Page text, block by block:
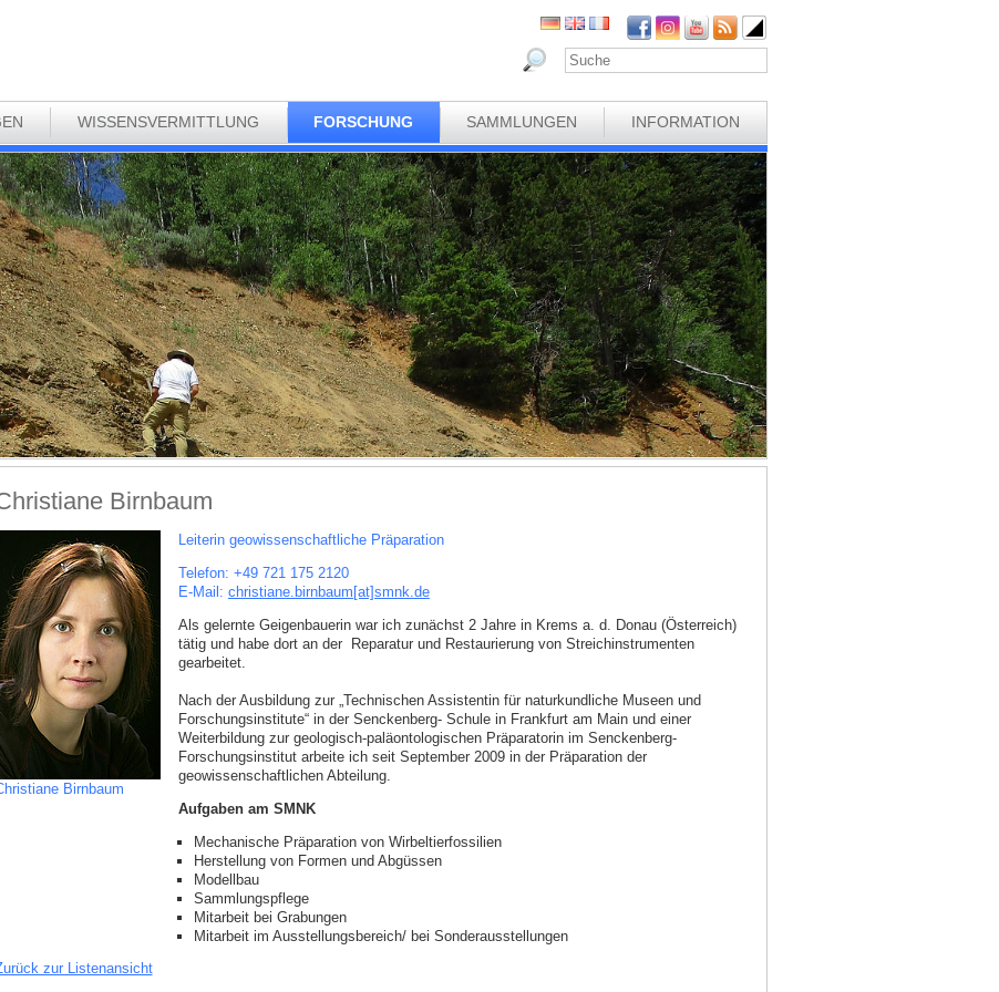
WISSENSVERMITTLUNG FORSCHUNG SAMMLUNGEN INFORMATION
Birnbaum
Birnbaum
Leiterin geowissenschaftliche Präparation
Telefon: +49 721 175 2120
E-Mail: christiane.birnbaum[at]smnk.de
Als gelernte Geigenbauerin war ich zunächst 2 Jahre in Krems a. d. Donau (Österreich)
tätig und habe dort an der Reparatur und Restaurierung von Streichinstrumenten
gearbeitet.
Nach der Ausbildung zur „Technischen Assistentin für naturkundliche Museen und
Forschungsinstitute“ in der Senckenberg- Schule in Frankfurt am Main und einer
Weiterbildung zur geologisch-paläontologischen Präparatorin im Senckenberg-
Forschungsinstitut arbeite ich seit September 2009 in der Präparation der
geowissenschaftlichen Abteilung.
Aufgaben am SMNK
Mechanische Präparation von Wirbeltierfossilien
Herstellung von Formen und Abgüssen
Modellbau
Sammlungspflege
Mitarbeit bei Grabungen
Mitarbeit im Ausstellungsbereich/ bei Sonderausstellungen
zur Listenansicht